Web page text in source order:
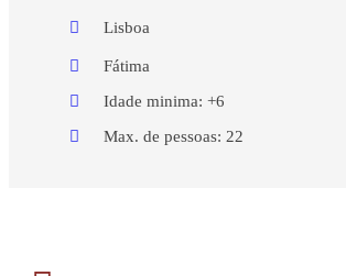
Lisboa
Fátima
Idade minima: +6
Max. de pessoas: 22